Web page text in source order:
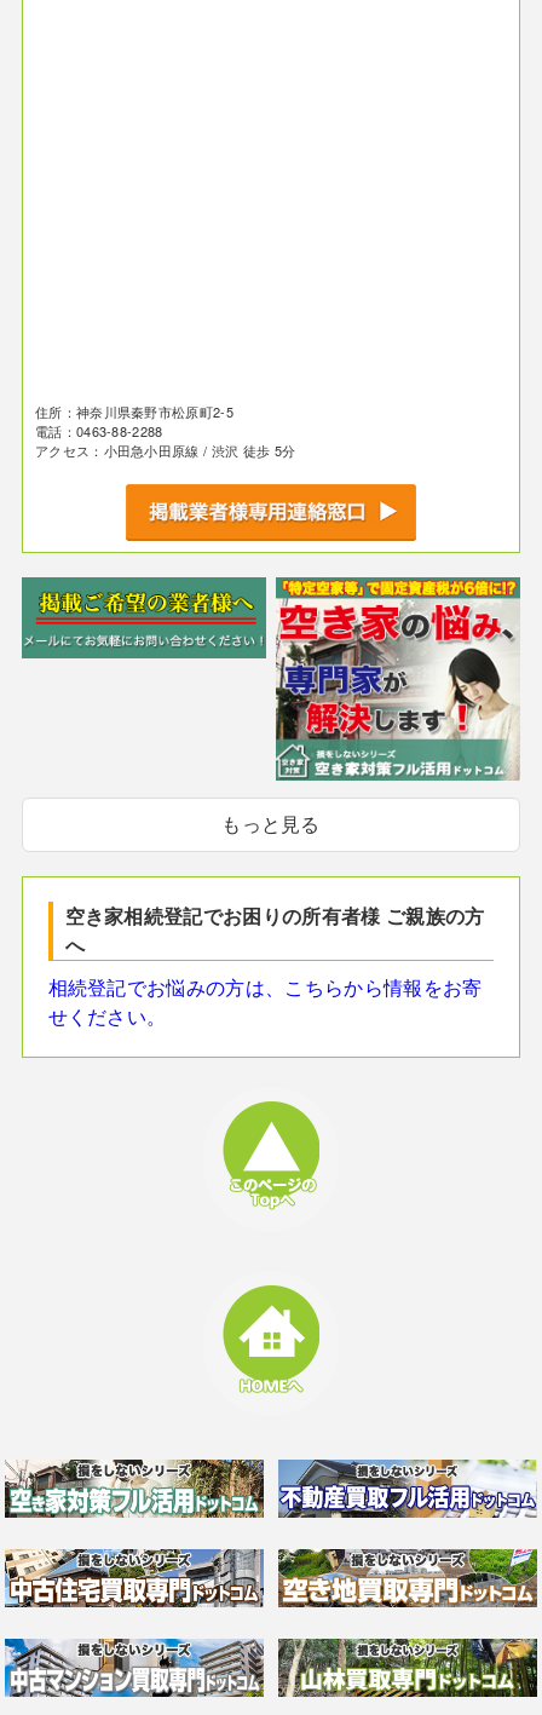
住所：神奈川県秦野市松原町2-5
電話：0463-88-2288
アクセス：小田急小田原線 / 渋沢 徒歩 5分
もっと見る
空き家相続登記でお困りの所有者様 ご親族の方
へ
相続登記でお悩みの方は、こちらから情報をお寄
せください。